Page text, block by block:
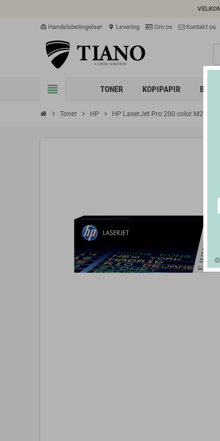
card_giftcard Handelsbetingelser location_on Levering Om os Kontakt os
view_headline TONER KOPIPAPIR
chevron_right Toner chevron_right HP chevron_right HP LaserJet Pro 200 color M251a